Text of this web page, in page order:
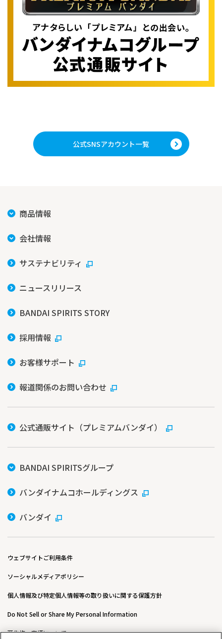
公式SNSアカウント一覧
商品情報
会社情報
サステナビリティ
ニュースリリース
BANDAI SPIRITS STORY
採用情報
お客様サポート
報道関係のお問い合わせ
公式通販サイト（プレミアムバンダイ）
BANDAI SPIRITSグループ
バンダイナムコホールディングス
バンダイ
ウェブサイトご利用条件
ソーシャルメディアポリシー
個人情報及び特定個人情報等の取り扱いに関する保護方針
Do Not Sell or Share My Personal Information
著作権・商標について